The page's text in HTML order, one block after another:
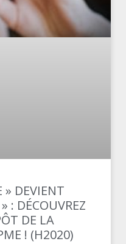
» DEVIENT
: DÉCOUVREZ
DE LA
! (H2020)